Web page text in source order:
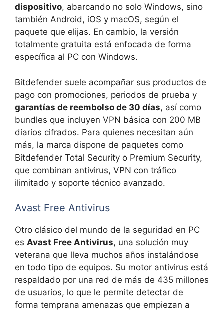
dispositivo, abarcando no solo Windows, sino
también Android, iOS y macOS, según el
paquete que elijas. En cambio, la versión
totalmente gratuita está enfocada de forma
específica al PC con Windows.
Bitdefender suele acompañar sus productos de
pago con promociones, periodos de prueba y
garantías de reembolso de 30 días, así como
bundles que incluyen VPN básica con 200 MB
diarios cifrados. Para quienes necesitan aún
más, la marca dispone de paquetes como
Bitdefender Total Security o Premium Security,
que combinan antivirus, VPN con tráfico
ilimitado y soporte técnico avanzado.
Avast Free Antivirus
Otro clásico del mundo de la seguridad en PC
es Avast Free Antivirus, una solución muy
veterana que lleva muchos años instalándose
en todo tipo de equipos. Su motor antivirus está
respaldado por una red de más de 435 millones
de usuarios, lo que le permite detectar de
forma temprana amenazas que empiezan a